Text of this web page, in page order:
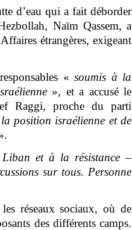
d’eau qui a fait déborder
Naïm Qassem, a
étrangères, exigeant
«soumis à la
», et a accusé le
Raggi, proche du parti
position israélienne et de
et à la résistance –
sur tous. Personne
réseaux sociaux, où de
des différents camps.